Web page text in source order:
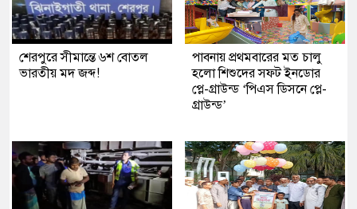
শেরপুরে সীমান্তে ৬শ বোতল
ভারতীয় মদ জব্দ!
পাবনায় প্রথমবারের মত চালু
হলো শিশুদের সফট ইনডোর
প্লে-গ্রাউন্ড ‘পিএস ডিসনে প্লে-
গ্রাউন্ড’